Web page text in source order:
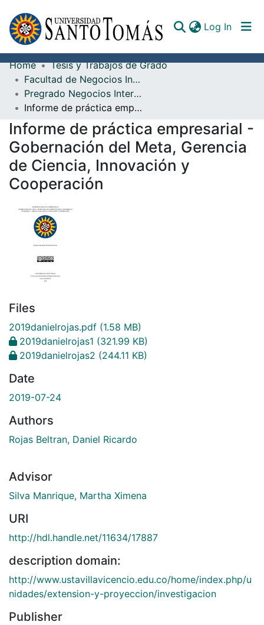
Log In
Communities & Collections
All of DSpace
Documents
Home
Tesis y Trabajos de Grado
Facultad de Negocios Internacionales
Pregrado Negocios Internacionales
Informe de práctica empresarial - Gobernación del Meta, Gerencia de Ciencia, Innovación y Cooperación
Informe de práctica empresarial -
Gobernación del Meta, Gerencia
de Ciencia, Innovación y
Cooperación
Files
2019danielrojas.pdf (1.58 MB)
2019danielrojas1 (321.99 KB)
2019danielrojas2 (244.11 KB)
Date
2019-07-24
Authors
Rojas Beltran, Daniel Ricardo
Advisor
Silva Manrique, Martha Ximena
URI
http://hdl.handle.net/11634/17887
description domain:
http://www.ustavillavicencio.edu.co/home/index.php/u
nidades/extension-y-proyeccion/investigacion
Publisher